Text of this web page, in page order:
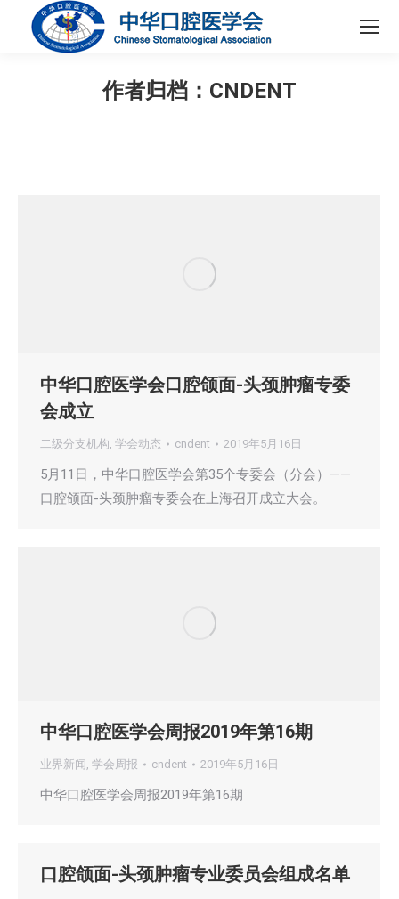
作者归档： CNDENT
中华口腔医学会口腔颌面-头颈肿瘤专委
会成立
二级分支机构, 学会动态 cndent 2019年5月16日
5月11日，中华口腔医学会第35个专委会（分会）——
口腔颌面-头颈肿瘤专委会在上海召开成立大会。
中华口腔医学会周报2019年第16期
业界新闻 , 学会周报 cndent 2019年5月16日
中华口腔医学会周报2019年第16期
口腔颌面-头颈肿瘤专业委员会组成名单